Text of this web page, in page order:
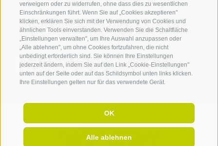
verweigern oder zu widerrufen, ohne dass dies zu wesentlichen
Einschränkungen führt. Wenn Sie auf „Cookies akzeptieren"
klicken, erklären Sie sich mit der Verwendung von Cookies und
ähnlichen Tools einverstanden. Verwenden Sie die Schaltfläche
„Einstellungen verwalten", um Ihre Auswahl anzupassen oder
„Alle ablehnen", um ohne Cookies fortzufahren, die nicht
unbedingt erforderlich sind. Sie können Ihre Einstellungen
jederzeit ändern, indem Sie auf den Link „Cookie-Einstellungen"
unten auf der Seite oder auf das Schildsymbol unten links klicken.
Ihre Einstellungen gelten nur für das verwendete Gerät.
OK
Alle ablehnen
SCHREIBEN SIE UNS!
HIER FINDEN SIE UNS
Rechnungsadresse:
Pfarrplatz 11,I-39100
MwSt. Nr.: IT 02521490215 |